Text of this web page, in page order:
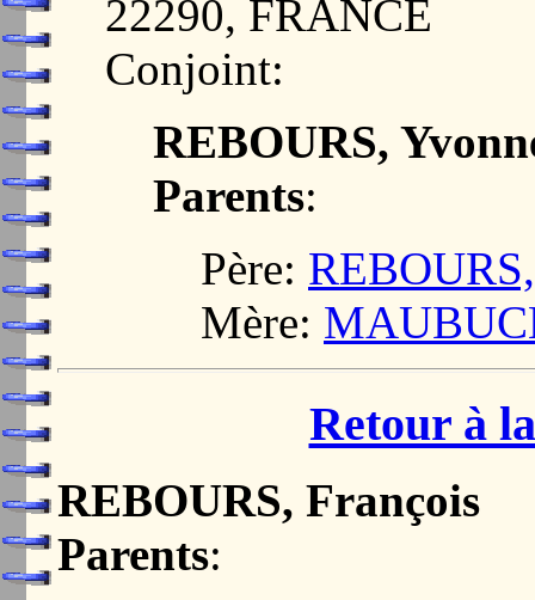
22290, FRANCE
Conjoint:
REBOURS,
Parents:
Père:
Mère:
Retour à
REBOURS, François
Parents: